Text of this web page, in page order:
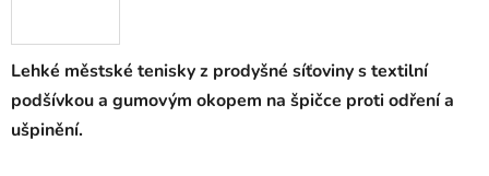
Lehké městské tenisky z prodyšné síťoviny s textilní
podšívkou a gumovým okopem na špičce proti odření a
ušpinění.